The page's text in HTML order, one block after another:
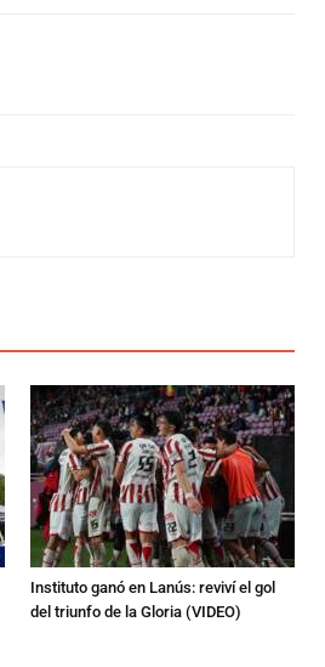
Instituto ganó en Lanús: reviví el gol
del triunfo de la Gloria (VIDEO)